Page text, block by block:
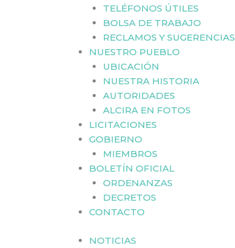
TELÉFONOS ÚTILES
BOLSA DE TRABAJO
RECLAMOS Y SUGERENCIAS
NUESTRO PUEBLO
UBICACIÓN
NUESTRA HISTORIA
AUTORIDADES
ALCIRA EN FOTOS
LICITACIONES
GOBIERNO
MIEMBROS
BOLETÍN OFICIAL
ORDENANZAS
DECRETOS
CONTACTO
NOTICIAS